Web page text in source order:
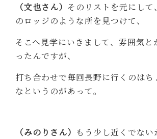
（文也さん） そのリストを元にして
のロッジのような所を見つけて、
そこへ見学にいきまして、雰囲気と
ったんですが、
打ち合わせで毎回長野に行くのはち
なというのがあって。
（みのりさん） もう少し近くでない